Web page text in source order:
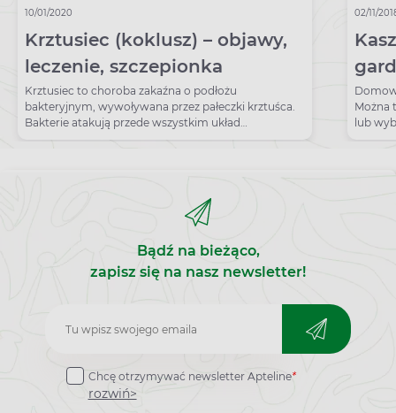
10/01/2020
Krztusiec (koklusz) – objawy,
leczenie, szczepionka
Krztusiec to choroba zakaźna o podłożu
bakteryjnym, wywoływana przez pałeczki krztuśca.
Bakterie atakują przede wszystkim układ
oddechowy.
02/11/
na
Można
lub
Bądź na bieżąco,
zapisz się na nasz newsletter!
Zapisz
do
newslettera
Chcę otrzymywać newsletter Apteline*
rozwiń>